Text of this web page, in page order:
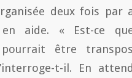
deux fois par
aide. « Est-ce
pourrait être
t-il. En